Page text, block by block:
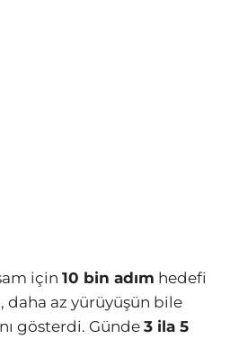
için 10 bin adım hedefi
daha az yürüyüşün bile
gösterdi. Günde 3 ila 5